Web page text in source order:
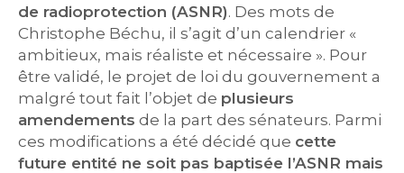
de radioprotection (ASNR). Des mots de
Christophe Béchu, il s’agit d’un calendrier «
ambitieux, mais réaliste et nécessaire ». Pour
être validé, le projet de loi du gouvernement a
malgré tout fait l’objet de plusieurs
amendements de la part des sénateurs. Parmi
ces modifications a été décidé que cette
future entité ne soit pas baptisée l’ASNR mais